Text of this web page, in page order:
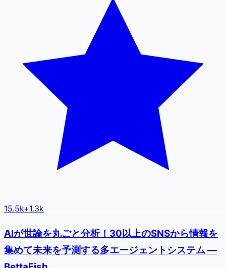
15.5k+1.3k
AIが世論を丸ごと分析！30以上のSNSから情報を
集めて未来を予測する多エージェントシステム —